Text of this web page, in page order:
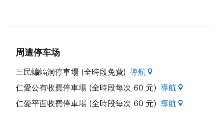
周遭停车场
三民蝙蝠洞停車場 (全時段免費) 導航
仁愛公有收費停車場 (全時段每次 60 元) 導航
仁愛平面收費停車場 (全時段每次 60 元) 導航